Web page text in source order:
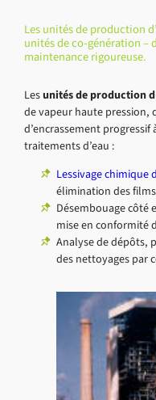
Les unités de production
unités de co-génération –
maintenance rigoureuse.
Lesunités de production
de vapeur haute pression,
d’encrassement
traitements d’eau :
Lessivage chimique
élimination des
Désembouage côté
mise en conformité
Analyse de dépôts,
des nettoyages par